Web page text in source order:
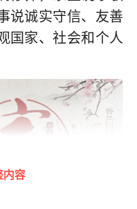
说诚实守信、友善
国家、社会和个人
内容